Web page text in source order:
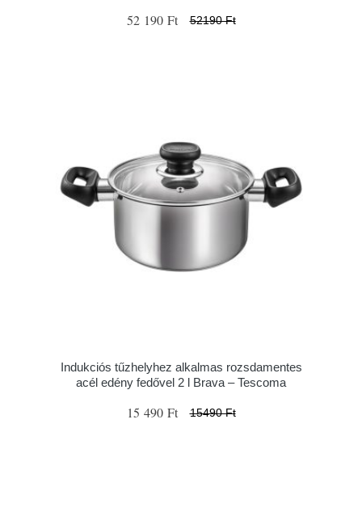
52 190 Ft 52190 Ft
Indukciós tűzhelyhez alkalmas rozsdamentes
acél edény fedővel 2 l Brava – Tescoma
15 490 Ft 15490 Ft